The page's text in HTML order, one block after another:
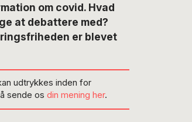
om covid. Hvad
at debattere med?
er blevet
udtrykkes inden for
sende osdin mening her.